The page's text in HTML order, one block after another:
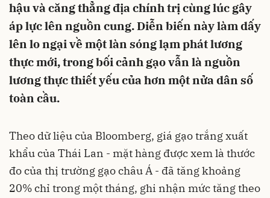
hậu và căng thẳng địa chính trị cùng lúc gây
áp lực lên nguồn cung. Diễn biến này làm dấy
lên lo ngại về một làn sóng lạm phát lương
thực mới, trong bối cảnh gạo vẫn là nguồn
lương thực thiết yếu của hơn một nửa dân số
toàn cầu.
Theo dữ liệu của Bloomberg, giá gạo trắng xuất
khẩu của Thái Lan - mặt hàng được xem là thước
đo của thị trường gạo châu Á - đã tăng khoảng
20% chỉ trong một tháng, ghi nhận mức tăng theo